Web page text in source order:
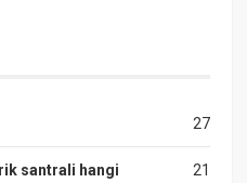
27
21
santrali hangi